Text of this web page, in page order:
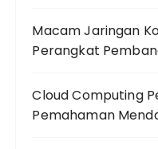
Macam Jaringan
Perangkat
Cloud Computing
Pemahaman